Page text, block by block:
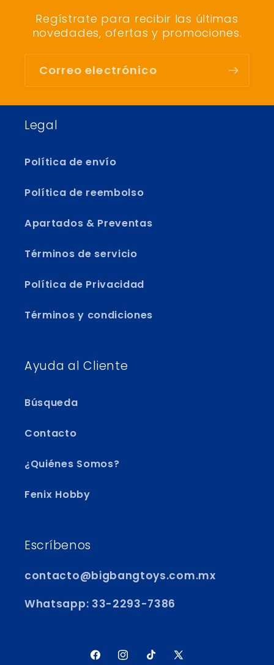
Regístrate para recibir las últimas
novedades, ofertas y promociones.
Correo electrónico
Legal
Política de envío
Política de reembolso
Apartados & Preventas
Términos de servicio
Política de Privacidad
Términos y condiciones
Ayuda al Cliente
Búsqueda
Contacto
¿Quiénes Somos?
Fenix Hobby
Escríbenos
contacto@bigbangtoys.com.mx
Whatsapp: 33-2293-7386